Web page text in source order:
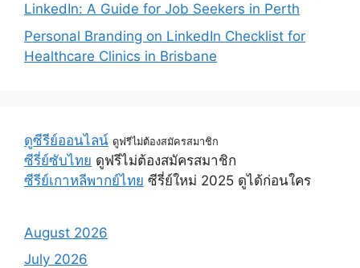
LinkedIn: A Guide for Job Seekers in Perth
Personal Branding on LinkedIn Checklist for
Healthcare Clinics in Brisbane
ดูซีรีย์ออนไลน์ ดูฟรีไม่ต้องสมัครสมาชิก
ซีรี่ย์ซับไทย ดูฟรีไม่ต้องสมัครสมาชิก
ซีรีย์เกาหลีพากย์ไทย ซีรี่ย์ใหม่ 2025 ดูได้ก่อนใคร
August 2026
July 2026